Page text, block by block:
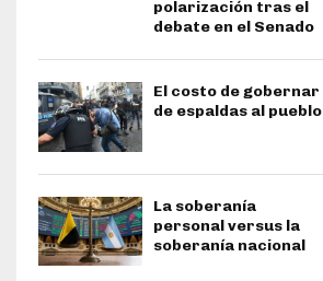
polarización tras el
debate en el Senado
El costo de gobernar
de espaldas al pueblo
La soberanía
personal versus la
soberanía nacional